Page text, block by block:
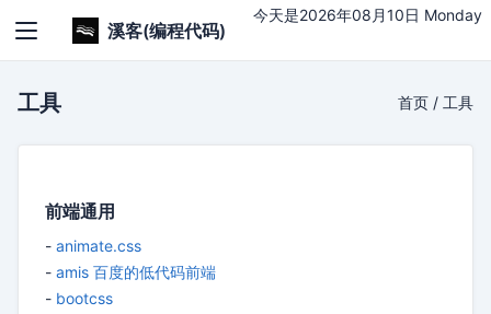
溪客(编程代码)
今天是2026年08月10日 Monday
工具 首页 / 工具
前端通用
- animate.css
- amis 百度的低代码前端
- bootcss